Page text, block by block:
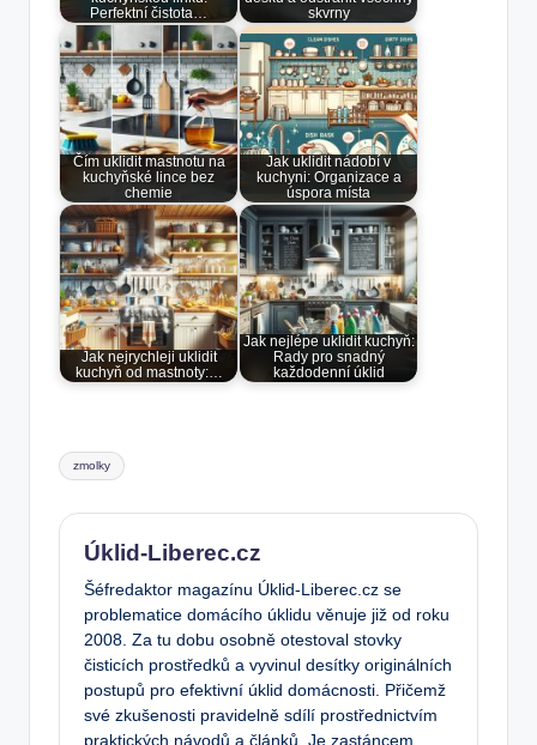
Perfektní čistota…
skvrny
Čím uklidit mastnotu na
kuchyňské lince bez
chemie
Jak uklidit nádobí v
kuchyni: Organizace a
úspora místa
Jak nejrychleji uklidit
kuchyň od mastnoty:…
Jak nejlépe uklidit kuchyň:
Rady pro snadný
každodenní úklid
Tags:
zmolky
Úklid-Liberec.cz
Šéfredaktor magazínu Úklid-Liberec.cz se
problematice domácího úklidu věnuje již od roku
2008. Za tu dobu osobně otestoval stovky
čisticích prostředků a vyvinul desítky originálních
postupů pro efektivní úklid domácnosti. Přičemž
své zkušenosti pravidelně sdílí prostřednictvím
praktických návodů a článků. Je zastáncem